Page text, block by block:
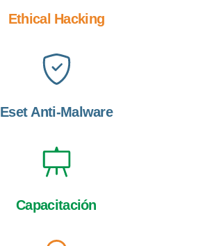
Ethical Hacking
Eset Anti-Malware
Capacitación